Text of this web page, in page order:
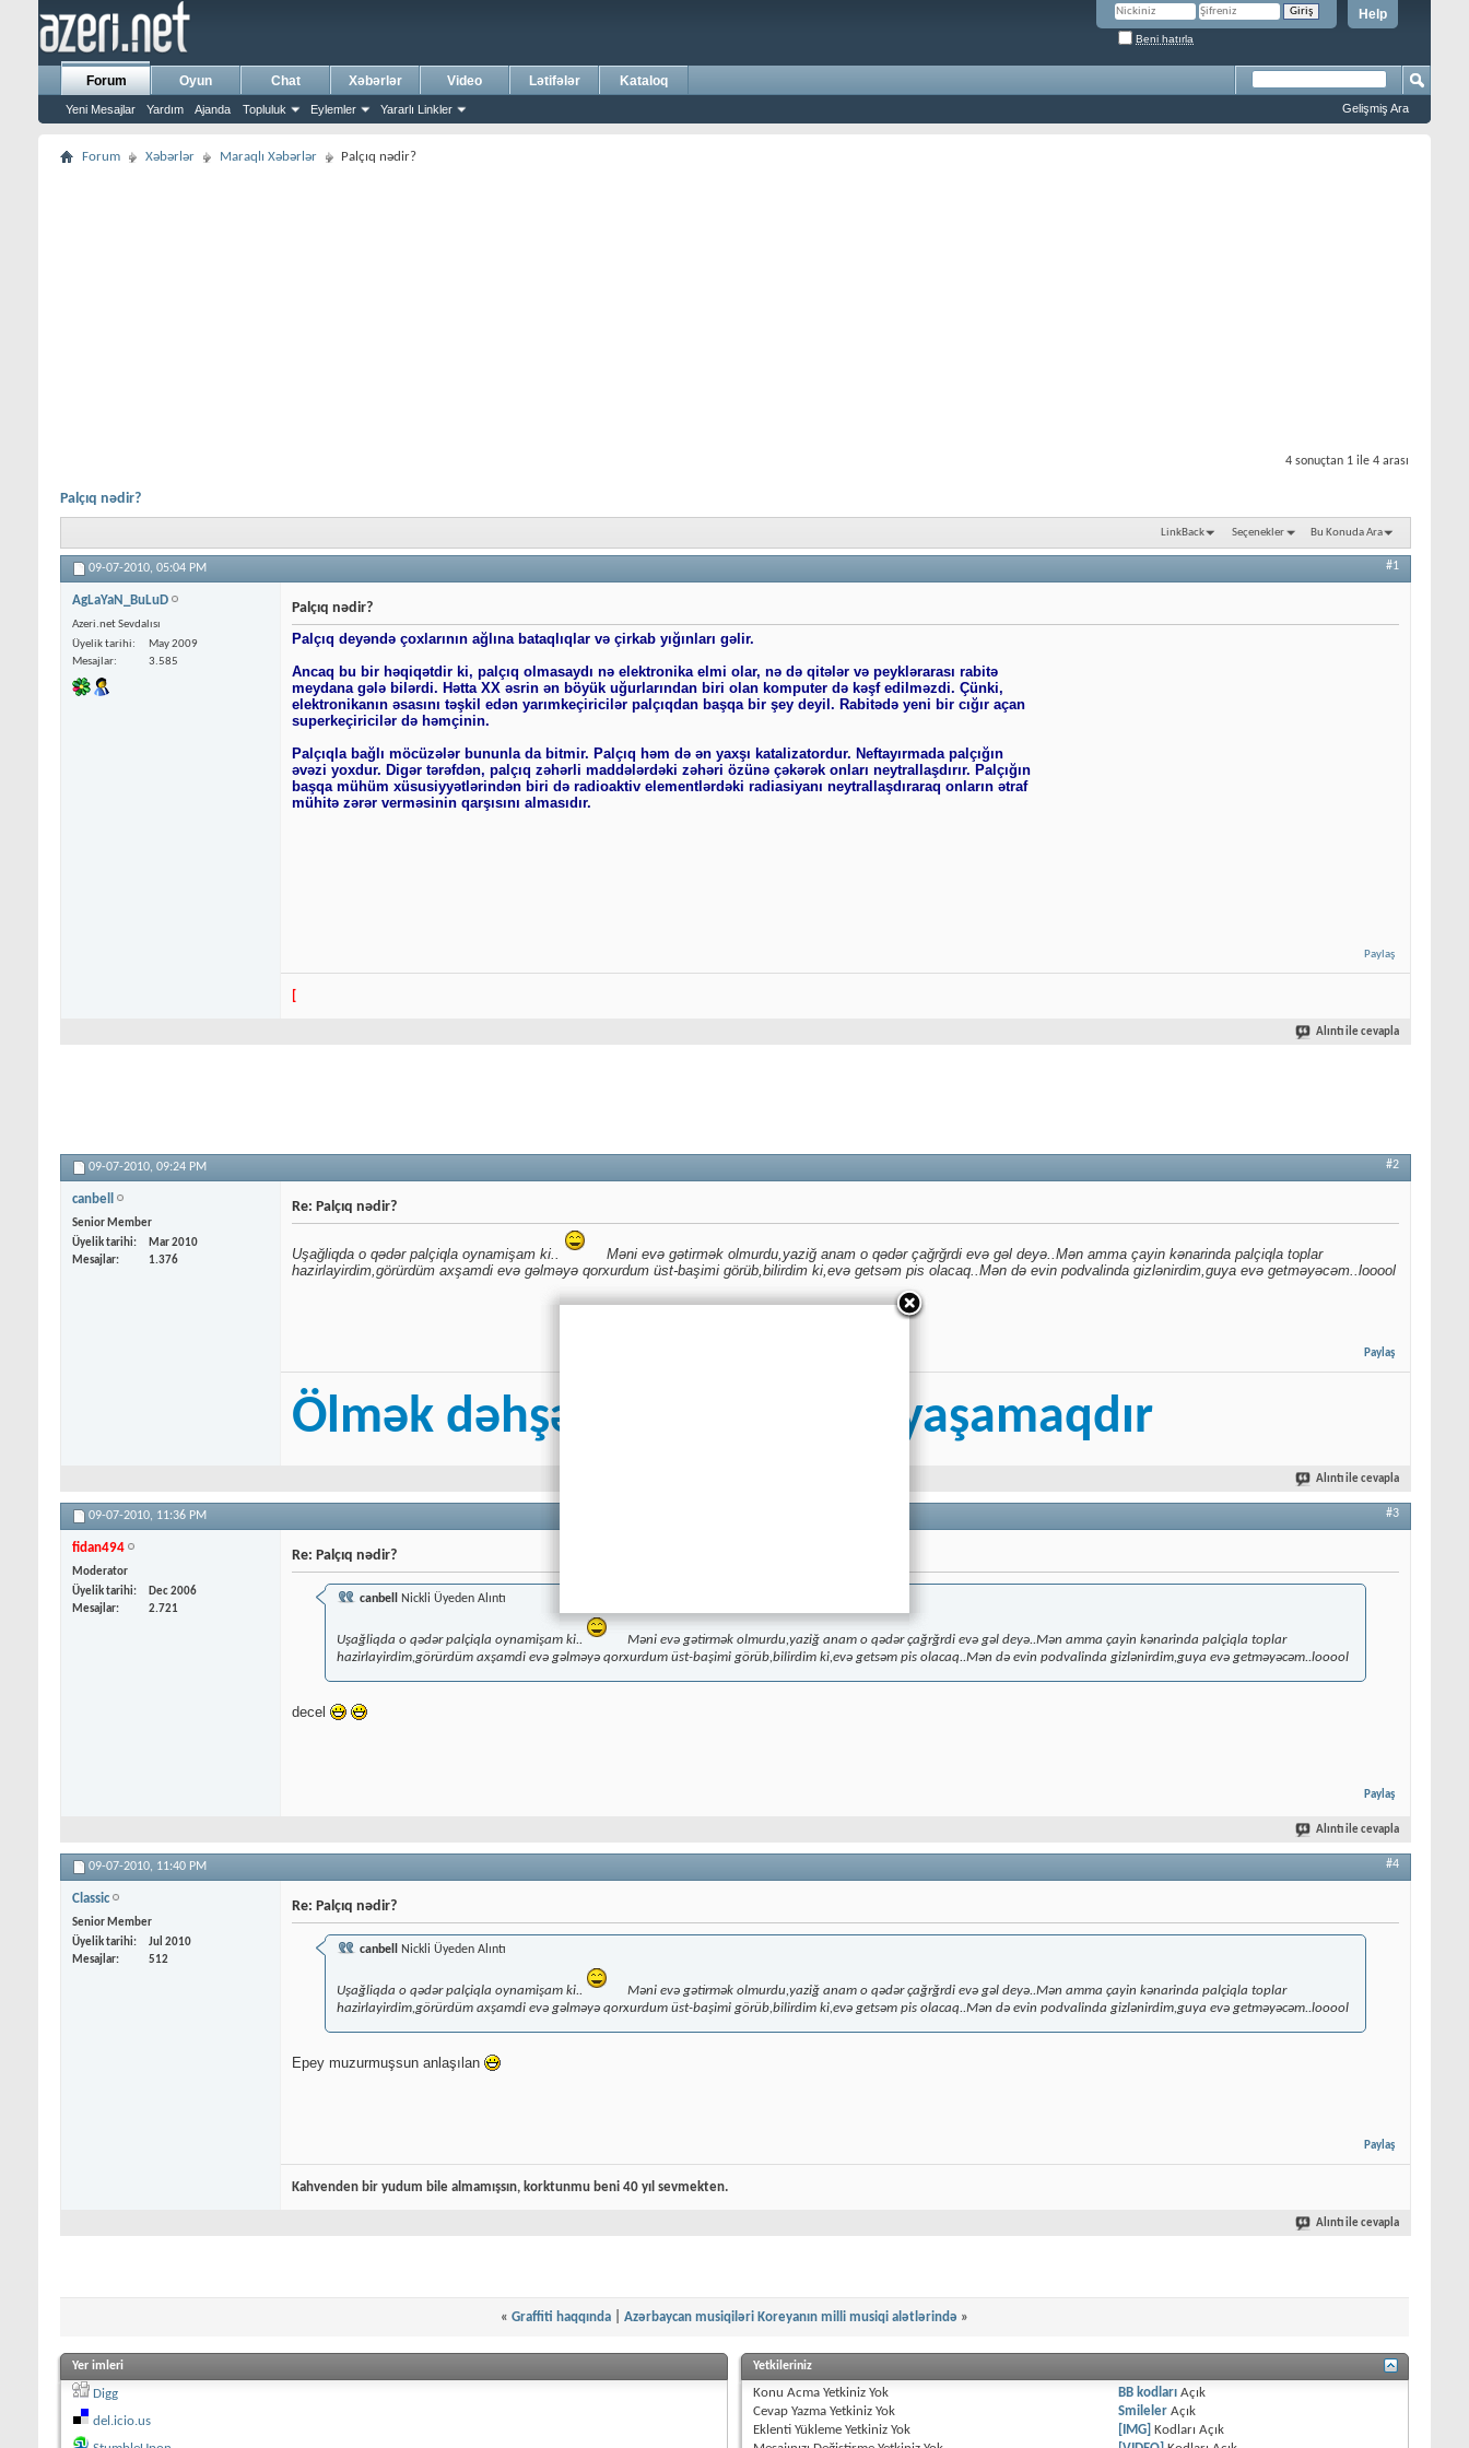
Help
Beni hatırla
Forum
Yeni Mesajlar Yardım Ajanda Topluluk Eylemler Yararlı Linkler
Oyun Chat Xəbərlər Video Lətifələr Kataloq
Gelişmiş Ara
Forum Xəbərlər Maraqlı Xəbərlər Palçıq nədir?
4 sonuçtan 1 ile 4 arası
Palçıq nədir?
LinkBack Seçenekler Bu Konuda Ara
09-07-2010, 05:04 PM #1
AgLaYaN_BuLuD
Azeri.net Sevdalısı
Üyelik tarihi
May 2009
Mesajlar
3.585
Palçıq nədir?
Palçıq deyəndə çoxlarının ağlına bataqlıqlar və çirkab yığınları gəlir.
Ancaq bu bir həqiqətdir ki, palçıq olmasaydı nə elektronika elmi olar, nə də qitələr və peyklərarası rabitə
meydana gələ bilərdi. Hətta XX əsrin ən böyük uğurlarından biri olan komputer də kəşf edilməzdi. Çünki,
elektronikanın əsasını təşkil edən yarımkeçiricilər palçıqdan başqa bir şey deyil. Rabitədə yeni bir cığır açan
superkeçiricilər də həmçinin.
Palçıqla bağlı möcüzələr bununla da bitmir. Palçıq həm də ən yaxşı katalizatordur. Neftayırmada palçığın
əvəzi yoxdur. Digər tərəfdən, palçıq zəhərli maddələrdəki zəhəri özünə çəkərək onları neytrallaşdırır. Palçığın
başqa mühüm xüsusiyyətlərindən biri də radioaktiv elementlərdəki radiasiyanı neytrallaşdıraraq onların ətraf
mühitə zərər verməsinin qarşısını almasıdır.
Paylaş
Alıntı ile cevapla
09-07-2010, 09:24 PM #2
canbell
Senior Member
Üyelik tarihi
Mar 2010
Mesajlar
1.376
Re: Palçıq nədir?
Uşağliqda o qədər palçiqla oynamişam ki..
Məni evə gətirmək olmurdu,yaziğ anam o qədər çağrğrdi evə gəl deyə..Mən amma çayin kənarinda palçiqla toplar
hazirlayirdim,görürdüm axşamdi evə gəlməyə qorxurdum üst-başimi görüb,bilirdim ki,evə getsəm pis olacaq..Mən də evin podvalinda gizlənirdim,guya evə getməyəcəm..looool
Paylaş
Ölmək dəhşət deyil, dəhşət yaşamaqdır
Alıntı ile cevapla
09-07-2010, 11:36 PM #3
fidan494
Moderator
Üyelik tarihi
Dec 2006
Mesajlar
2.721
Re: Palçıq nədir?
canbell Nickli Üyeden Alıntı
Uşağliqda o qədər palçiqla oynamişam ki..
Məni evə gətirmək olmurdu,yaziğ anam o qədər çağrğrdi evə gəl deyə..Mən amma çayin kənarinda palçiqla toplar
hazirlayirdim,görürdüm axşamdi evə gəlməyə qorxurdum üst-başimi görüb,bilirdim ki,evə getsəm pis olacaq..Mən də evin podvalinda gizlənirdim,guya evə getməyəcəm..looool
decel
Paylaş
Alıntı ile cevapla
09-07-2010, 11:40 PM #4
Classic
Senior Member
Üyelik tarihi
Jul 2010
Mesajlar
512
Re: Palçıq nədir?
canbell Nickli Üyeden Alıntı
Uşağliqda o qədər palçiqla oynamişam ki..
Məni evə gətirmək olmurdu,yaziğ anam o qədər çağrğrdi evə gəl deyə..Mən amma çayin kənarinda palçiqla toplar
hazirlayirdim,görürdüm axşamdi evə gəlməyə qorxurdum üst-başimi görüb,bilirdim ki,evə getsəm pis olacaq..Mən də evin podvalinda gizlənirdim,guya evə getməyəcəm..looool
Epey muzurmuşsun anlaşılan
Paylaş
Kahvenden bir yudum bile almamışsın, korktunmu beni 40 yıl sevmekten.
Alıntı ile cevapla
« Graffiti haqqında Azərbaycan musiqiləri Koreyanın milli musiqi alətlərində »
Yer imleri
Digg
del.icio.us
Yetkileriniz
Konu Acma YetkinizYok
Cevap Yazma YetkinizYok
Eklenti Yükleme YetkinizYok
BB kodları Açık
Smileler Açık
[IMG]
KodlarıAçık